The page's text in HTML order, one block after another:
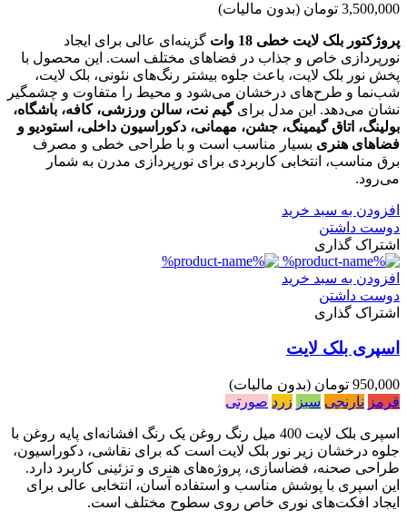
3,500,000 تومان (بدون مالیات)
پروژکتور بلک لایت خطی 18 وات
گزینه‌ای عالی برای ایجاد
نورپردازی خاص و جذاب در فضاهای مختلف است. این محصول با
پخش نور بلک لایت، باعث جلوه بیشتر رنگ‌های نئونی، بلک لایت،
شب‌نما و طرح‌های درخشان می‌شود و محیط را متفاوت و چشمگیر
نشان می‌دهد. این مدل برایگیم نت، سالن ورزشی، کافه، باشگاه،
بولینگ، اتاق گیمینگ، جشن، مهمانی، دکوراسیون داخلی، استودیو و
فضاهای هنری بسیار مناسب است و با طراحی خطی و مصرف
برق مناسب، انتخابی کاربردی برای نورپردازی مدرن به شمار
می‌رود.
افزودن به سبد خرید
دوست داشتن
اشتراک گذاری
افزودن به سبد خرید
دوست داشتن
اشتراک گذاری
اسپری بلک لایت
950,000 تومان
(بدون مالیات)
قرمز نارنجی سبز زرد صورتی
اسپری بلک لایت 400 میل رنگ روغن یک رنگ افشانه‌ای پایه روغن با
جلوه درخشان زیر نور بلک لایت است که برای نقاشی، دکوراسیون،
طراحی صحنه، فضاسازی، پروژه‌های هنری و تزئینی کاربرد دارد.
این اسپری با پوشش مناسب و استفاده آسان، انتخابی عالی برای
ایجاد افکت‌های نوری خاص روی سطوح مختلف است.